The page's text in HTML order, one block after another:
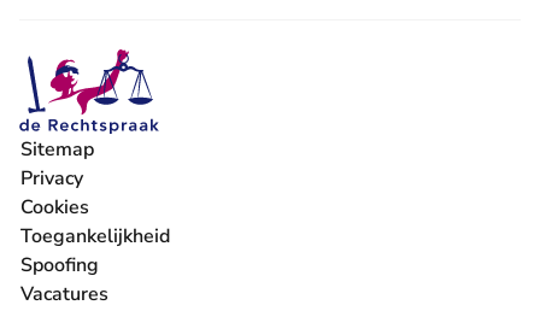
Sitemap
Privacy
Cookies
Toegankelijkheid
Spoofing
Vacatures
- U verlaat Rechtspraak.nl